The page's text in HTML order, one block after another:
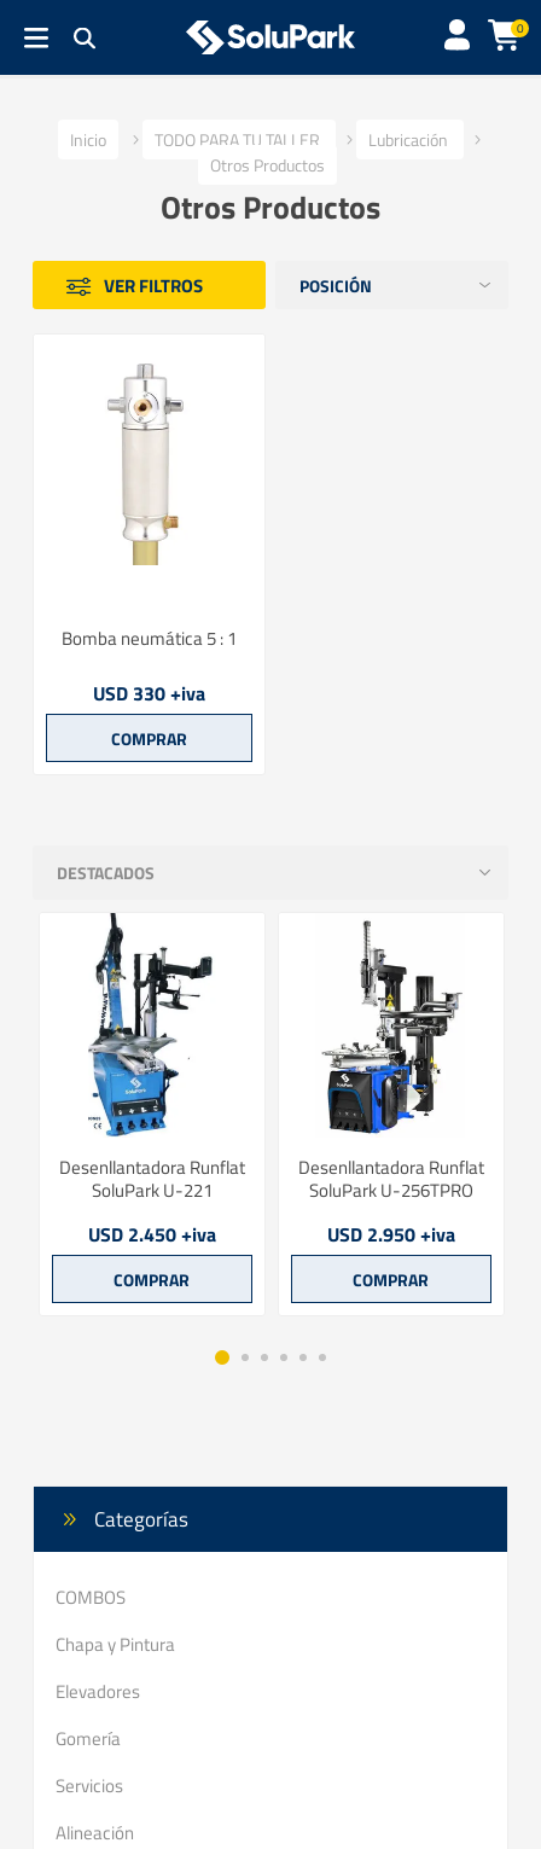
0
Inicio TODO PARA TU TALLER
Lubricación
Otros Productos
Otros Productos
VER FILTROS
Bomba neumática 5 : 1
USD 330 +iva
Desenllantadora Runflat
SoluPark U-221
USD 2.450 +iva
Desenllantadora Runflat
SoluPark U-256TPRO
USD 2.950 +iva
Categorías
COMBOS
Chapa y Pintura
Elevadores
Gomería
Servicios
Alineación